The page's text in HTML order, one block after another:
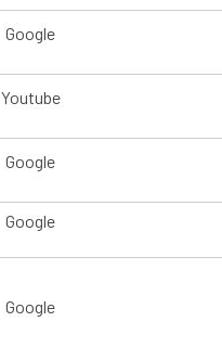
Google
Youtube
Google
Google
Google